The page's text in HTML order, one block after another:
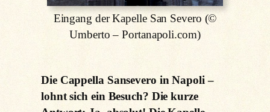
Eingang der Kapelle San Severo (©
Umberto – Portanapoli.com)
Die Cappella Sansevero in Napoli –
lohnt sich ein Besuch? Die kurze